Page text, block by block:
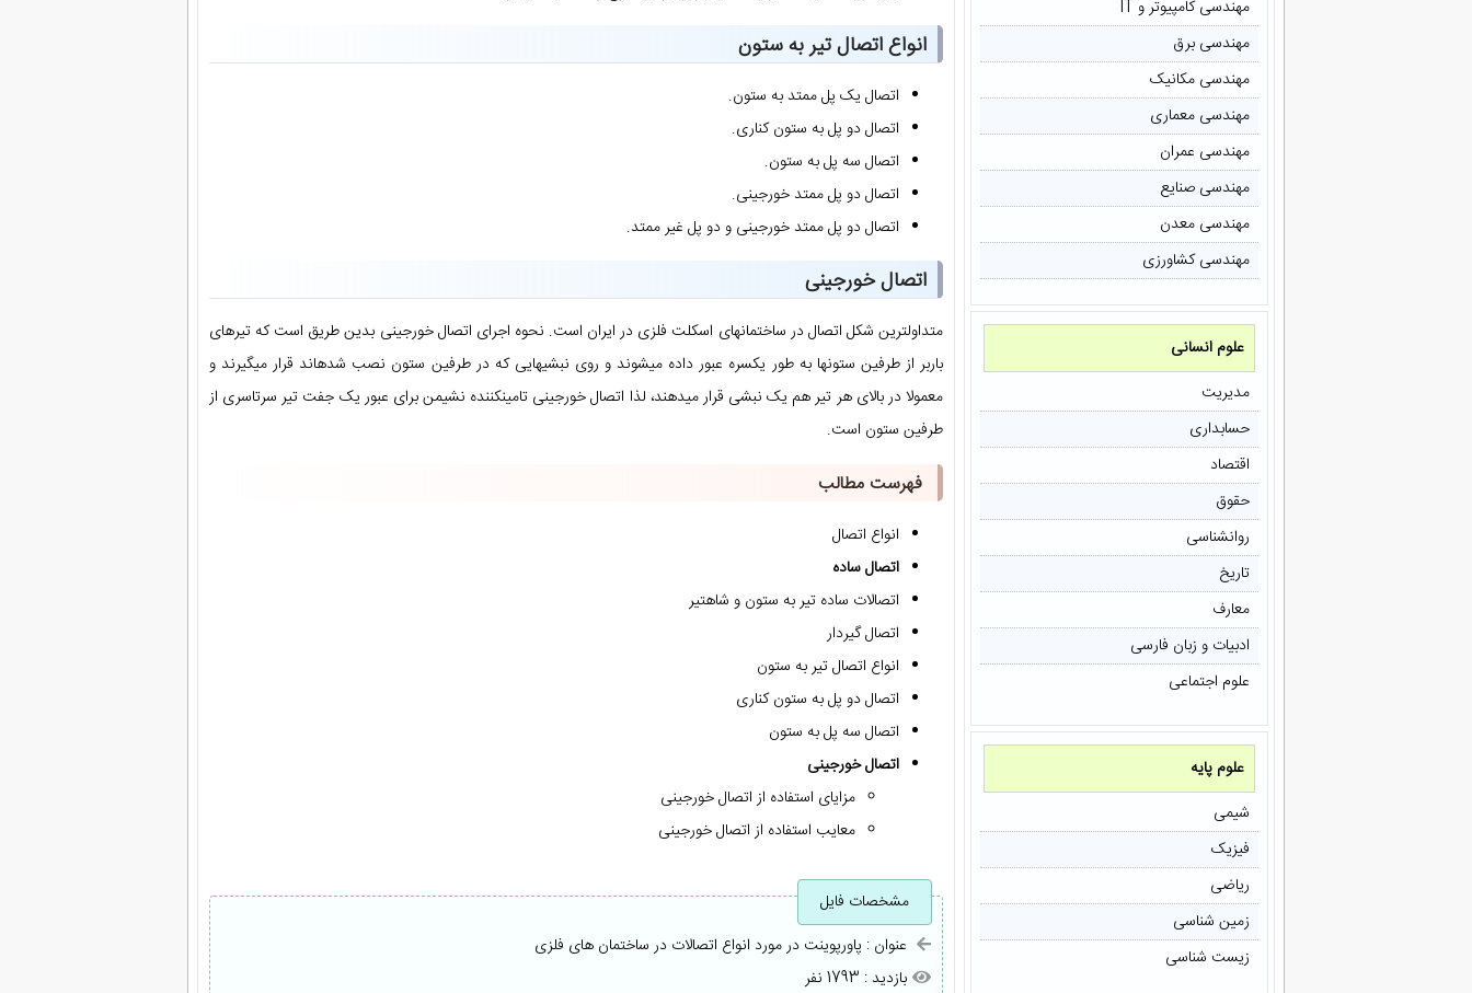
مهندسی کامپیوتر و IT
مهندسی برق
مهندسی مکانیک
مهندسی معماری
مهندسی عمران
مهندسی صنایع
مهندسی معدن
مهندسی کشاورزی
علوم انسانی
مدیریت
حسابداری
اقتصاد
حقوق
روانشناسی
تاریخ
معارف
ادبیات و زبان فارسی
علوم اجتماعی
علوم پایه
شیمی
فیزیک
ریاضی
زمین شناسی
زیست شناسی
انواع اتصال تیر به ستون
اتصال یک پل ممتد به ستون.
اتصال دو پل به ستون کناری.
اتصال سه پل به ستون.
اتصال دو پل ممتد خورجینی.
اتصال دو پل ممتد خورجینی و دو پل غیر ممتد.
اتصال خورجینی
متداولترین شکل اتصال در ساختمانهای اسکلت فلزی در ایران است. نحوه اجرای اتصال خورجینی بدین طریق است که تیرهای
باربر از طرفین ستونها به طور یکسره عبور داده میشوند و روی نبشیهایی که در طرفین ستون نصب شدهاند قرار میگیرند و
معمولا در بالای هر تیر هم یک نبشی قرار میدهند، لذا اتصال خورجینی تامینکننده نشیمن برای عبور یک جفت تیر سرتاسری از
طرفین ستون است.
فهرست مطالب
انواع اتصال
اتصال ساده
اتصالات ساده تیر به ستون و شاهتیر
اتصال گیردار
انواع اتصال تیر به ستون
اتصال دو پل به ستون کناری
اتصال سه پل به ستون
اتصال خورجینی
مزایای استفاده از اتصال خورجینی
معایب استفاده از اتصال خورجینی
مشخصات فایل
عنوان : پاورپوینت در مورد انواع اتصالات در ساختمان های فلزی
بازدید : 1793 نفر